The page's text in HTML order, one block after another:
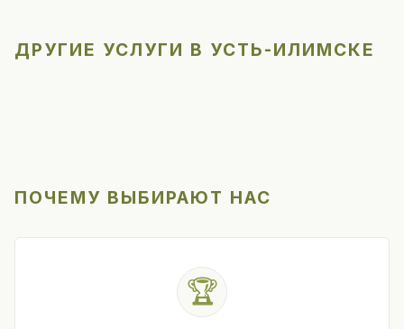
ДРУГИЕ УСЛУГИ В УСТЬ-ИЛИМСКЕ
ПОЧЕМУ ВЫБИРАЮТ НАС
🏆